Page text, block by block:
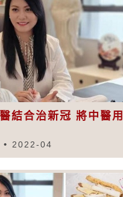
結合治新冠 將中醫
2022-04